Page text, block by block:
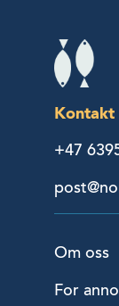
Kontakt
+47
Om oss
For